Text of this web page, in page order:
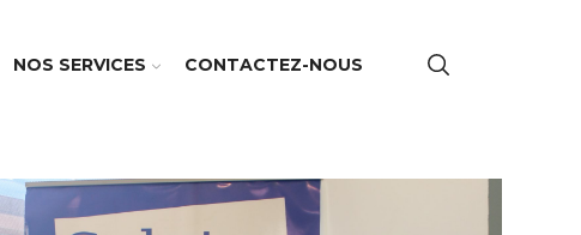
NOS SERVICES CONTACTEZ-NOUS